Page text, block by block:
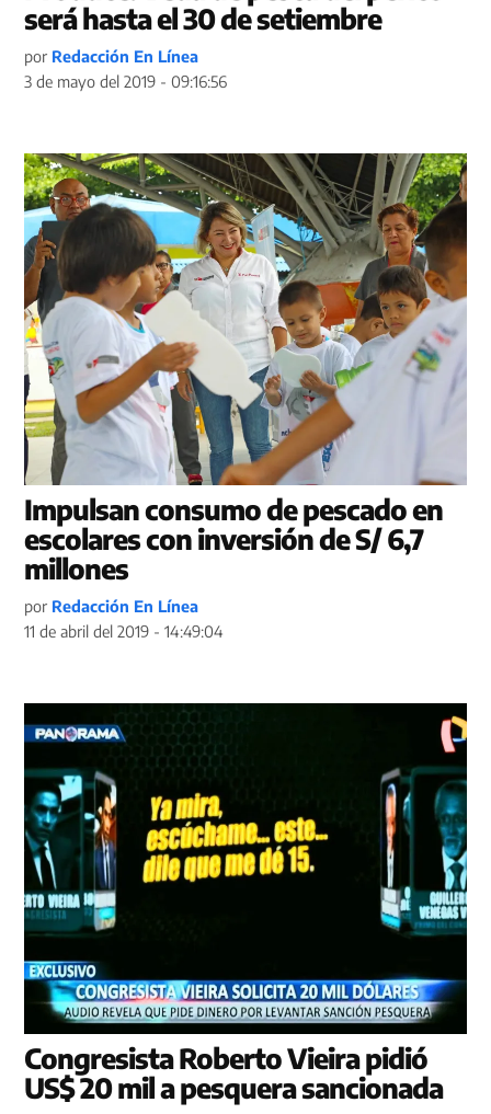
será hasta el 30 de setiembre
por Redacción En Línea
3 de mayo del 2019 - 09:16:56
Impulsan consumo de pescado en
escolares con inversión de S/ 6,7
millones
por Redacción En Línea
11 de abril del 2019 - 14:49:04
Congresista Roberto Vieira pidió
US$ 20 mil a pesquera sancionada